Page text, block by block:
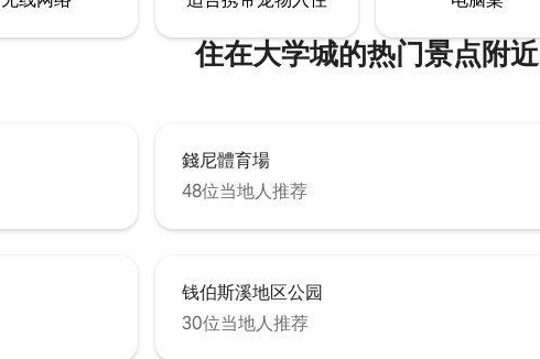
住在大学城的热门景点附近
錢尼體育場
48位当地人推荐
钱伯斯溪地区公园
30位当地人推荐